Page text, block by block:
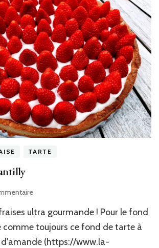
TARTE
sur
fraise
chantilly
ultra gourmande ! Pour le fond
comme toujours ce fond de tarte à
d'amande (https://www.la-